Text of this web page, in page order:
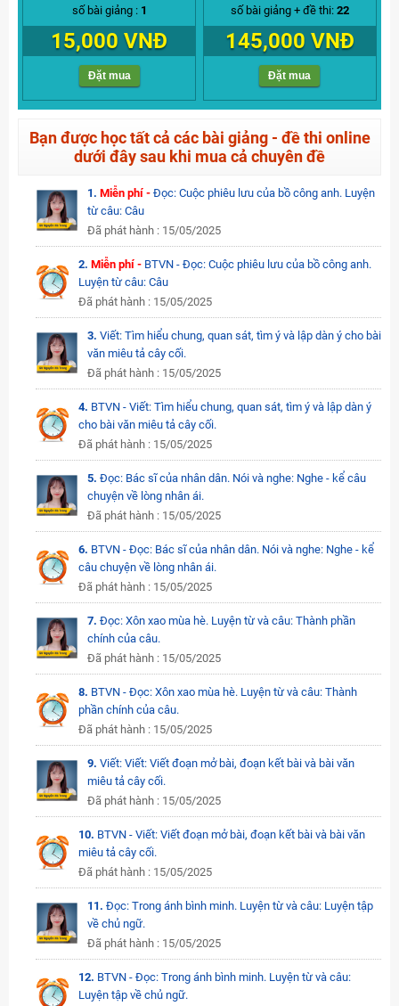
số bài giảng : 1
15,000 VNĐ
Đặt mua
số bài giảng + đề thi: 22
145,000 VNĐ
Đặt mua
Bạn được học tất cả các bài giảng - đề thi online
dưới đây sau khi mua cả chuyên đề
1. Miễn phí - Đọc: Cuộc phiêu lưu của bồ công anh. Luyện
từ câu: Câu
Đã phát hành : 15/05/2025
2.Miễn phí - BTVN - Đọc: Cuộc phiêu lưu của bồ công anh.
Luyện từ câu: Câu
Đã phát hành : 15/05/2025
3. Viết: Tìm hiểu chung, quan sát, tìm ý và lập dàn ý cho bài
văn miêu tả cây cối.
Đã phát hành : 15/05/2025
4. BTVN - Viết: Tìm hiểu chung, quan sát, tìm ý và lập dàn ý
cho bài văn miêu tả cây cối.
Đã phát hành : 15/05/2025
5. Đọc: Bác sĩ của nhân dân. Nói và nghe: Nghe - kể câu
chuyện về lòng nhân ái.
Đã phát hành : 15/05/2025
6. BTVN - Đọc: Bác sĩ của nhân dân. Nói và nghe: Nghe - kể
câu chuyện về lòng nhân ái.
Đã phát hành : 15/05/2025
7. Đọc: Xôn xao mùa hè. Luyện từ và câu: Thành phần
chính của câu.
Đã phát hành : 15/05/2025
8. BTVN - Đọc: Xôn xao mùa hè. Luyện từ và câu: Thành
phần chính của câu.
Đã phát hành : 15/05/2025
9. Viết: Viết: Viết đoạn mở bài, đoạn kết bài và bài văn
miêu tả cây cối.
Đã phát hành : 15/05/2025
10. BTVN - Viết: Viết đoạn mở bài, đoạn kết bài và bài văn
miêu tả cây cối.
Đã phát hành : 15/05/2025
11. Đọc: Trong ánh bình minh. Luyện từ và câu: Luyện tập
về chủ ngữ.
Đã phát hành : 15/05/2025
12. BTVN - Đọc: Trong ánh bình minh. Luyện từ và câu:
Luyện tập về chủ ngữ.